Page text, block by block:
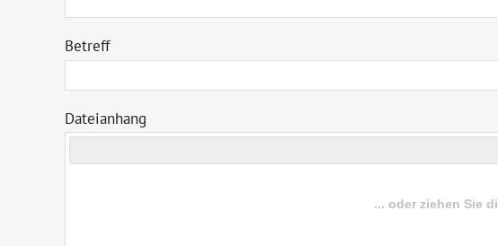
Betreff
Dateianhang